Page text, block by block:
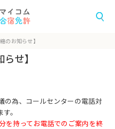
のお知らせ】
せ】
の為、コールセンターの電話対
。
を持ってお電話でのご案内を終